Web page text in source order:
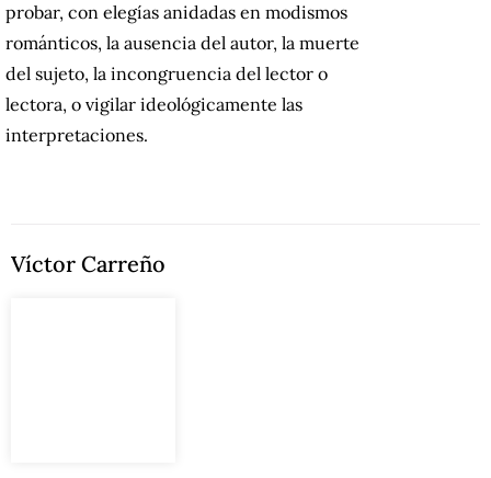
probar, con elegías anidadas en modismos
románticos, la ausencia del autor, la muerte
del sujeto, la incongruencia del lector o
lectora, o vigilar ideológicamente las
interpretaciones.
Víctor Carreño